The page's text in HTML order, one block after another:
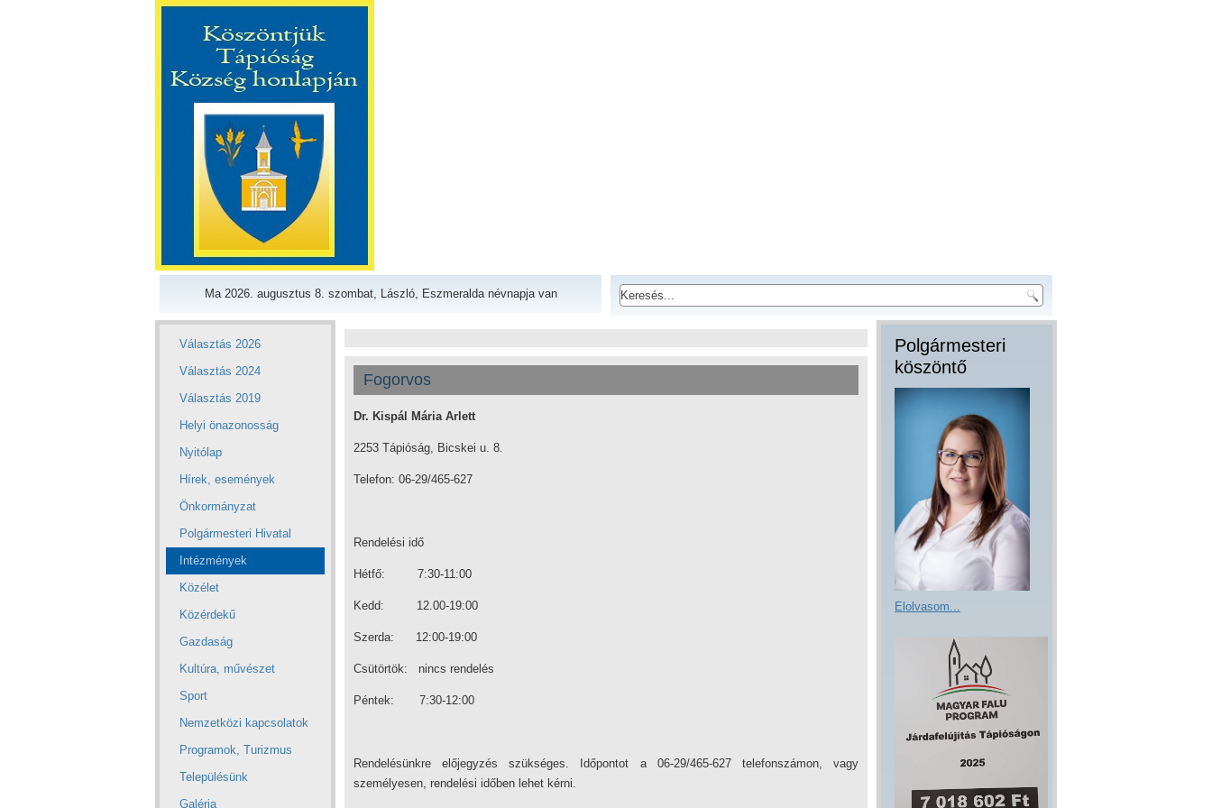
Ma 2026. augusztus 8. szombat, László, Eszmeralda névnapja van
Választás 2026
Választás 2024
Választás 2019
Helyi önazonosság
Nyitólap
Hírek, események
Önkormányzat
Polgármesteri Hivatal
Intézmények
Közélet
Közérdekű
Gazdaság
Kultúra, művészet
Sport
Nemzetközi kapcsolatok
Programok, Turizmus
Településünk
Galéria
Fogorvos
Dr. Kispál Mária Arlett
2253 Tápióság, Bicskei u. 8.
Telefon: 06-29/465-627
Rendelési idő
Hétfő: 7:30-11:00
Kedd: 12.00-19:00
Szerda: 12:00-19:00
Csütörtök: nincs rendelés
Péntek: 7:30-12:00
Rendelésünkre előjegyzés szükséges. Időpontot a 06-29/465-627 telefonszámon, vagy
személyesen, rendelési időben lehet kérni.
Polgármesteri
köszöntő
Elolvasom...